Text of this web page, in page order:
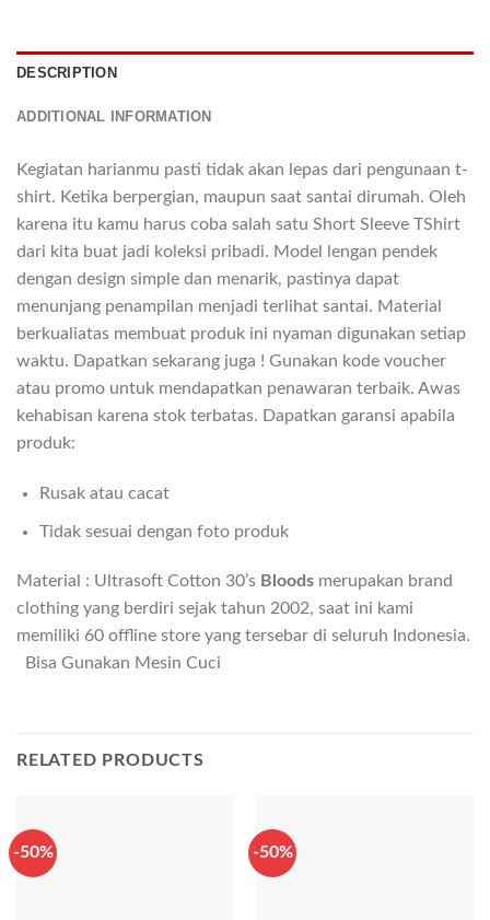
DESCRIPTION
ADDITIONAL INFORMATION
Kegiatan harianmu pasti tidak akan lepas dari pengunaan t-
shirt. Ketika berpergian, maupun saat santai dirumah. Oleh
karena itu kamu harus coba salah satu Short Sleeve TShirt
dari kita buat jadi koleksi pribadi. Model lengan pendek
dengan design simple dan menarik, pastinya dapat
menunjang penampilan menjadi terlihat santai. Material
berkualiatas membuat produk ini nyaman digunakan setiap
waktu. Dapatkan sekarang juga ! Gunakan kode voucher
atau promo untuk mendapatkan penawaran terbaik. Awas
kehabisan karena stok terbatas. Dapatkan garansi apabila
produk:
Rusak atau cacat
Tidak sesuai dengan foto produk
Material : Ultrasoft Cotton 30’s Bloods merupakan brand
clothing yang berdiri sejak tahun 2002, saat ini kami
memiliki 60 offline store yang tersebar di seluruh Indonesia.
Bisa Gunakan Mesin Cuci
RELATED PRODUCTS
-50% -50%